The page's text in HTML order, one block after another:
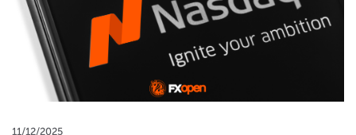
11/12/2025